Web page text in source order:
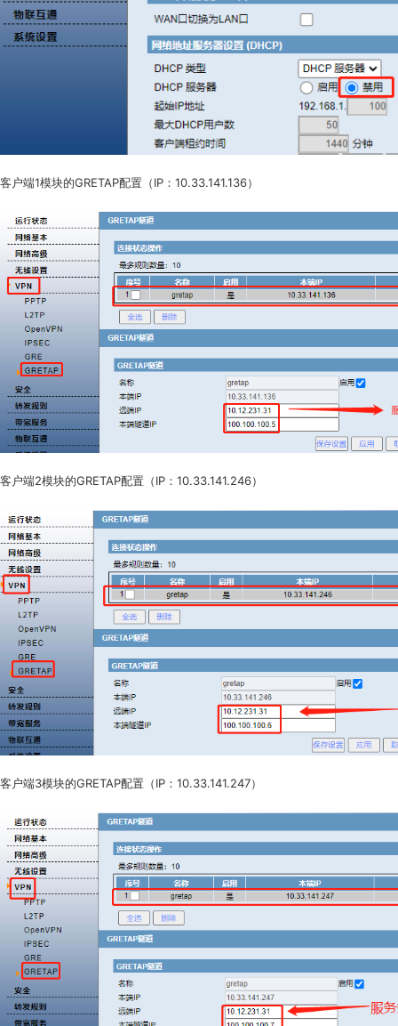
客户端1模块的GRETAP配置（IP：10.33.141.136）
客户端2模块的GRETAP配置（IP：10.33.141.246）
客户端3模块的GRETAP配置（IP：10.33.141.247）